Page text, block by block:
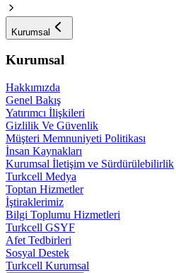
Kurumsal
Kurumsal
Hakkımızda
Genel Bakış
Yatırımcı İlişkileri
Gizlilik Ve Güvenlik
Müşteri Memnuniyeti Politikası
İnsan Kaynakları
Kurumsal İletişim ve Sürdürülebilirlik
Turkcell Medya
Toptan Hizmetler
İştiraklerimiz
Bilgi Toplumu Hizmetleri
Turkcell GSYF
Afet Tedbirleri
Sosyal Destek
Turkcell Kurumsal